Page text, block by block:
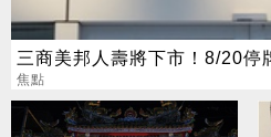
三商美邦人壽將下市！8/20停
焦點